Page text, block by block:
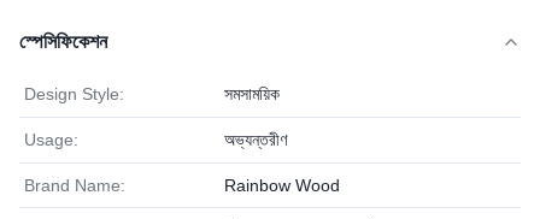
স্পেসিফিকেশন
Design Style: সমসাময়িক
Usage: অভ্যন্তরীণ
Brand Name: Rainbow Wood